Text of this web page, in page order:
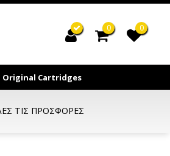
0 0
Original Cartridges
ΤΙΣ ΠΡΟΣΦΟΡΕΣ